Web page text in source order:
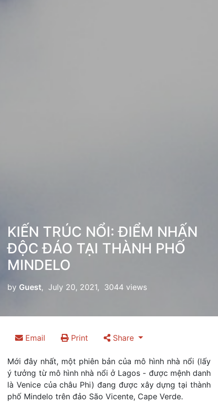
KIẾN TRÚC NỔI: ĐIỂM NHẤN
ĐỘC ĐÁO TẠI THÀNH PHỐ
MINDELO
by Guest, July 20, 2021, 3044 views
Email Print Share
Mới đây nhất, một phiên bản của mô hình nhà nổi (lấy
ý tưởng từ mô hình nhà nổi ở Lagos - được mệnh danh
là Venice của châu Phi) đang được xây dựng tại thành
phố Mindelo trên đảo São Vicente, Cape Verde.